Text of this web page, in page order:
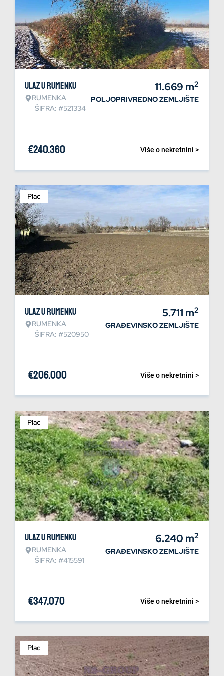
Ulaz u Rumenku
RUMENKA
ŠIFRA: #521334
11.669 m2
POLJOPRIVREDNO ZEMLJIŠTE
Više o nekretnini >
€240.360
Plac
Ulaz u Rumenku
RUMENKA
ŠIFRA: #520950
5.711 m2
GRAĐEVINSKO ZEMLJIŠTE
Više o nekretnini >
€206.000
Plac
Ulaz u Rumenku
RUMENKA
ŠIFRA: #415591
6.240 m2
GRAĐEVINSKO ZEMLJIŠTE
Više o nekretnini >
€347.070
Plac